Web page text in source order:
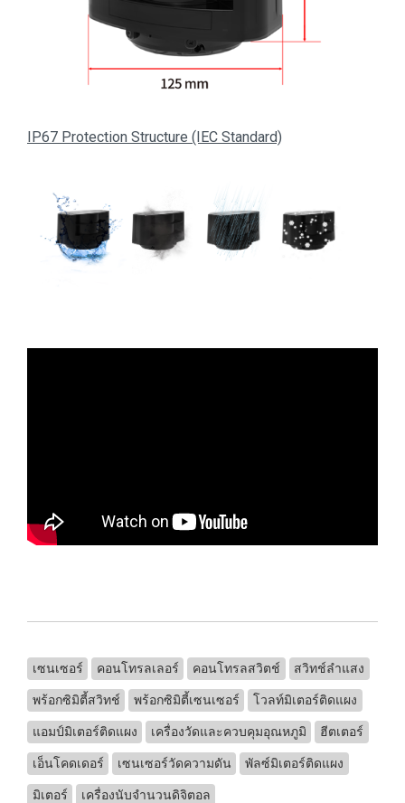
IP67 Protection Structure (IEC Standard)
เซนเซอร์ คอนโทรลเลอร์ คอนโทรลสวิตช์ สวิทช์ลำแสง
พร้อกซิมิตี้สวิทช์ พร้อกซิมิตี้เซนเซอร์ โวลท์มิเตอร์ติดแผง
แอมป์มิเตอร์ติดแผง เครื่องวัดและควบคุมอุณหภูมิ ฮีตเตอร์
เอ็นโคดเดอร์ เซนเซอร์วัดความดัน พัลซ์มิเตอร์ติดแผง
มิเตอร์ เครื่องนับจำนวนดิจิตอล